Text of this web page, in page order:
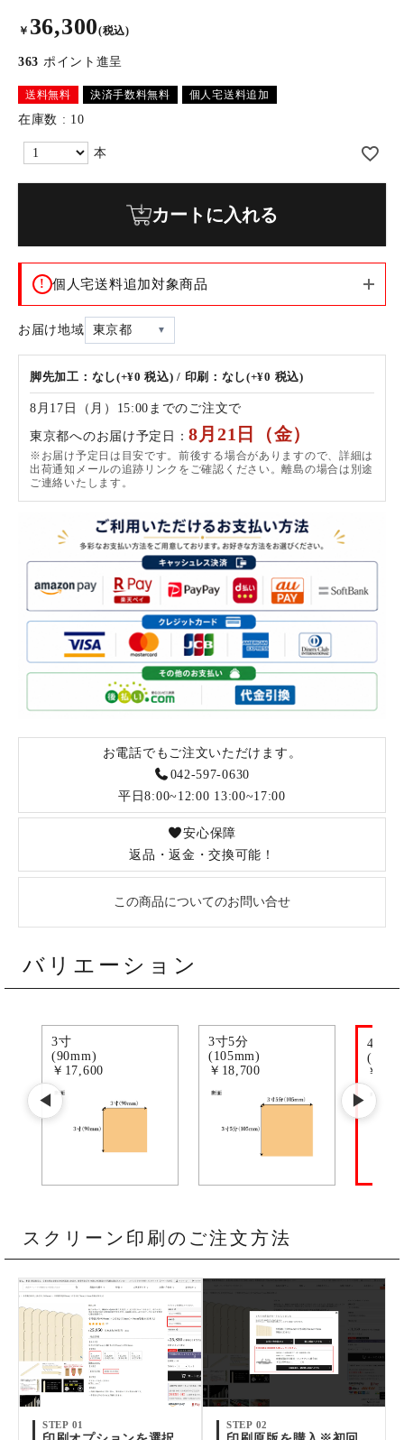
￥ 36,300(税込)
363 ポイント進呈
送料無料 決済手数料無料 個人宅送料追加
在庫数 10
カートに入れる
! 個人宅送料追加対象商品
お届け地域 東京都
脚先加工：なし(+¥0 税込) / 印刷：なし(+¥0 税込)
8月17日（月）15:00までのご注文で
東京都へのお届け予定日：8月21日（金）
※お届け予定日は目安です。前後する場合がありますので、詳細は
出荷通知メールの追跡リンクをご確認ください。離島の場合は別途
ご連絡いたします。
お電話でもご注文いただけます。
042-597-0630
平日8:00~12:00 13:00~17:00
安心保障
返品・返金・交換可能！
この商品についてのお問い合せ
バリエーション
◀ ▶
3寸
(90mm)
￥17,600
3寸5分
(105mm)
￥18,700
4寸
￥
スクリーン印刷のご注文方法
STEP 01 STEP 02